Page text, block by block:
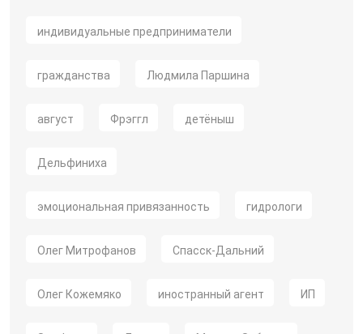
индивидуальные предприниматели
гражданства Людмила Паршина
август Фрэггл детёныш
Дельфиниха
эмоциональная привязанность гидрологи
Олег Митрофанов Спасск-Дальний
Олег Кожемяко иностранный агент ИП